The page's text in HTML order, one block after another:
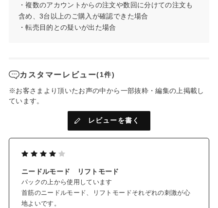
・複数のアカウントからの注文や数回に分けての注文も
含め、3台以上のご購入が確認できた場合
・転売目的との疑いが出た場合
カスタマーレビュー(1件)
※お客さまより頂いたお声の中から一部抜粋・編集の上掲載し
ています。
レビューを書く
ニードルモード リフトモード
パックの上から使用しています
首筋のニードルモード、リフトモードそれぞれの刺激が心
地よいです。